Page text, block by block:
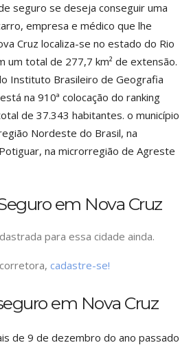
seguro se deseja conseguir uma
empresa e médico que lhe
Cruz localiza-se no estado do Rio
um total de 277,7 km² de extensão.
Instituto Brasileiro de Geografia
na 910ª colocação do ranking
de 37.343 habitantes. o município
Nordeste do Brasil, na
na microrregião de Agreste
em Nova Cruz
para essa cidade ainda.
cadastre-se!
em Nova Cruz
de 9 de dezembro do ano passado